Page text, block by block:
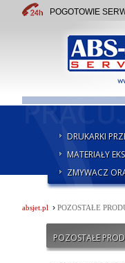
POGOTOWIE
DRUKARKI
MATERIAŁY
ZMYWACZ
absjet.pl› POZOSTAŁE
POZOSTAŁE